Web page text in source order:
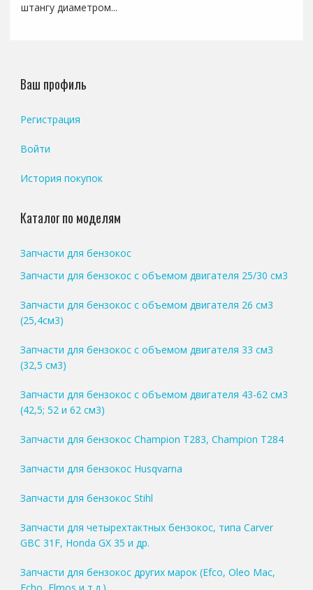
штангу диаметром...
Ваш профиль
Регистрация
Войти
История покупок
Каталог по моделям
Запчасти для бензокос
Запчасти для бензокос с объемом двигателя 25/30 см3
Запчасти для бензокос с объемом двигателя 26 см3
(25,4см3)
Запчасти для бензокос с объемом двигателя 33 см3
(32,5 см3)
Запчасти для бензокос с объемом двигателя 43-62 см3
(42,5; 52 и 62 см3)
Запчасти для бензокос Champion T283, Champion T284
Запчасти для бензокос Husqvarna
Запчасти для бензокос Stihl
Запчасти для четырехтактных бензокос, типа Carver
GBC 31F, Honda GX 35 и др.
Запчасти для бензокос других марок (Efco, Oleo Mac,